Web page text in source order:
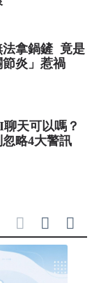
法拿鍋鏟 竟是
節炎」惹禍
天可以嗎？
忽略4大警訊